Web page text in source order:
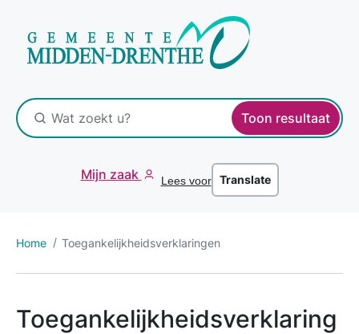
Toon resultaat
Mijn zaak Lees voor Translate
Home Toegankelijkheidsverklaringen
Toegankelijkheidsverklaring